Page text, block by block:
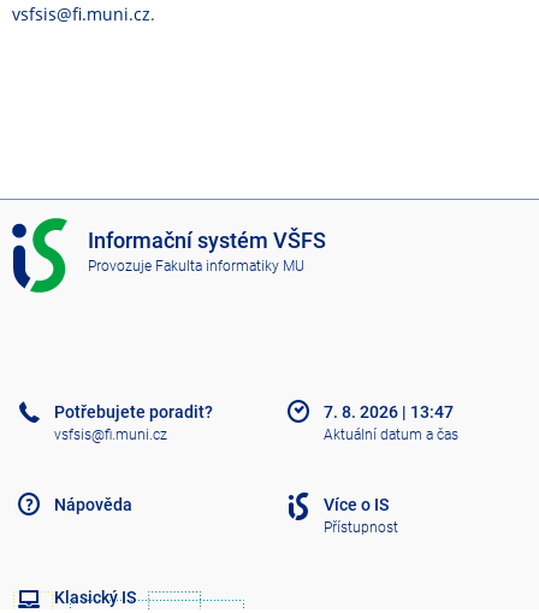
vsfsis@fi.muni.cz.
I
S
V
Informační systém VŠFS
Provozuje Fakulta informatiky MU
Potřebujete poradit?
vsfsis@fi.muni.cz
Nápověda
Klasický IS
7. 8. 2026 | 13:47
Aktuální datum a čas
Více o IS
Přístupnost